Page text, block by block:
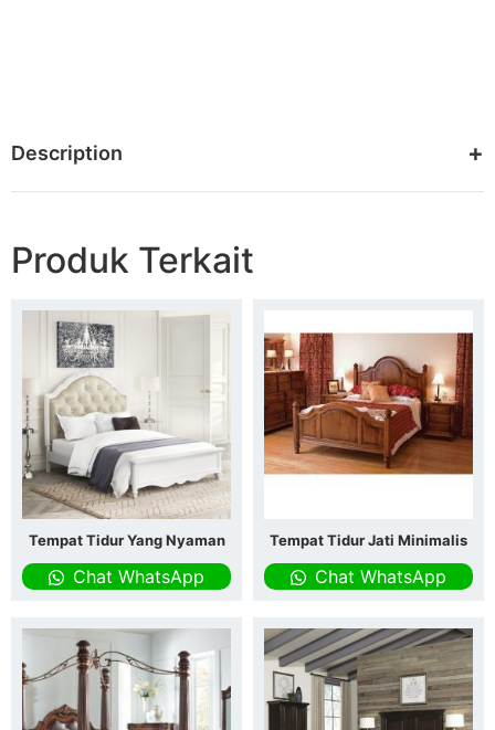
Description
Produk Terkait
Tempat Tidur Yang Nyaman
Chat WhatsApp
Tempat Tidur Jati Minimalis
Chat WhatsApp